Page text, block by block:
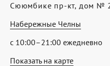
Показать на карте
Сююмбике пр-кт, дом №
Набережные Челны
с 10:00–21:00 ежедневно